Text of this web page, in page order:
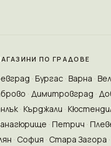
ПО ГРАДОВЕ
Бургас Варна
Димитровград
Кърджали
Петрич
София Стара Загора